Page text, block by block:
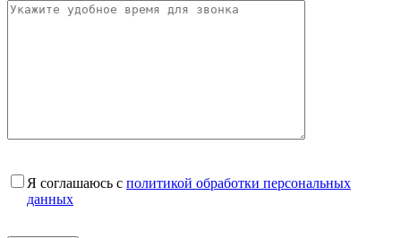
Я соглашаюсь с политикой обработки персональных
данных